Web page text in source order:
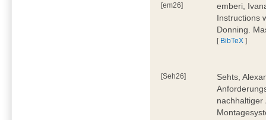
[em26]
emberi,
Instructions
Donning.
[ BibTeX ]
[Seh26]
Sehts,
nachhaltiger